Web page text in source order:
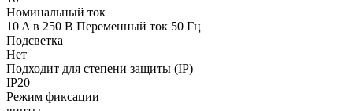
Номинальный ток
10 A в 250 В Переменный ток 50 Гц
Подсветка
Нет
Подходит для степени защиты (IP)
IP20
Режим фиксации